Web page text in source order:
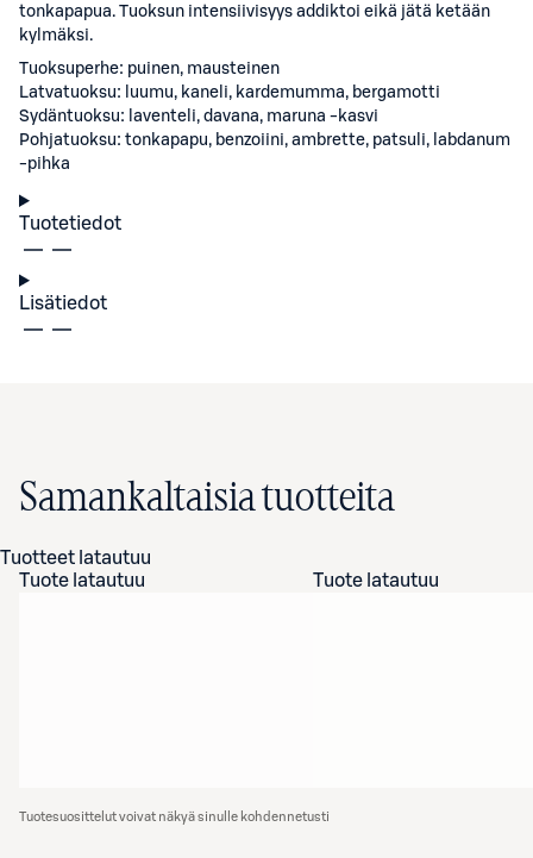
tonkapapua. Tuoksun intensiivisyys addiktoi eikä jätä ketään
kylmäksi.
Tuoksuperhe: puinen, mausteinen
Latvatuoksu: luumu, kaneli, kardemumma, bergamotti
Sydäntuoksu: laventeli, davana, maruna -kasvi
Pohjatuoksu: tonkapapu, benzoiini, ambrette, patsuli, labdanum
-pihka
Tuotetiedot
Lisätiedot
Samankaltaisia tuotteita
Tuotteet latautuu
Tuote latautuu
Tuote latautuu
Tuotesuosittelut voivat näkyä sinulle kohdennetusti